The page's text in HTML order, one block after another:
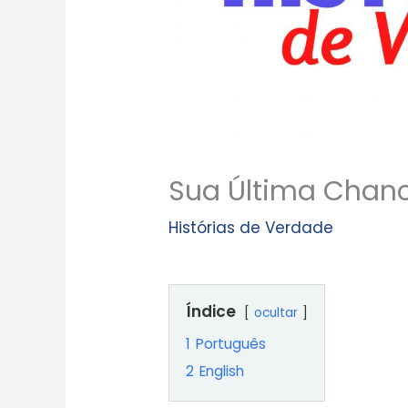
Sua Última
Histórias de Verdade
Índice ocultar
1 Português
2 English